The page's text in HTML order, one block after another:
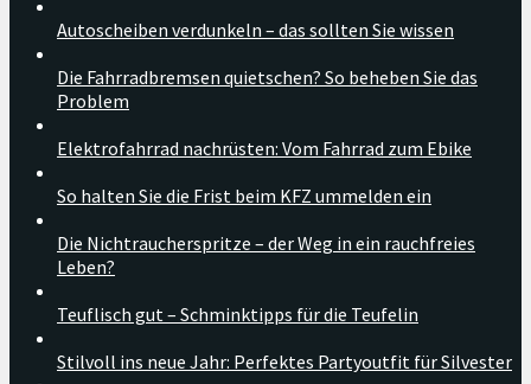
Autoscheiben verdunkeln – das sollten Sie wissen
Die Fahrradbremsen quietschen? So beheben Sie das
Problem
Elektrofahrrad nachrüsten: Vom Fahrrad zum Ebike
So halten Sie die Frist beim KFZ ummelden ein
Die Nichtraucherspritze – der Weg in ein rauchfreies
Leben?
Teuflisch gut – Schminktipps für die Teufelin
Stilvoll ins neue Jahr: Perfektes Partyoutfit für Silvester